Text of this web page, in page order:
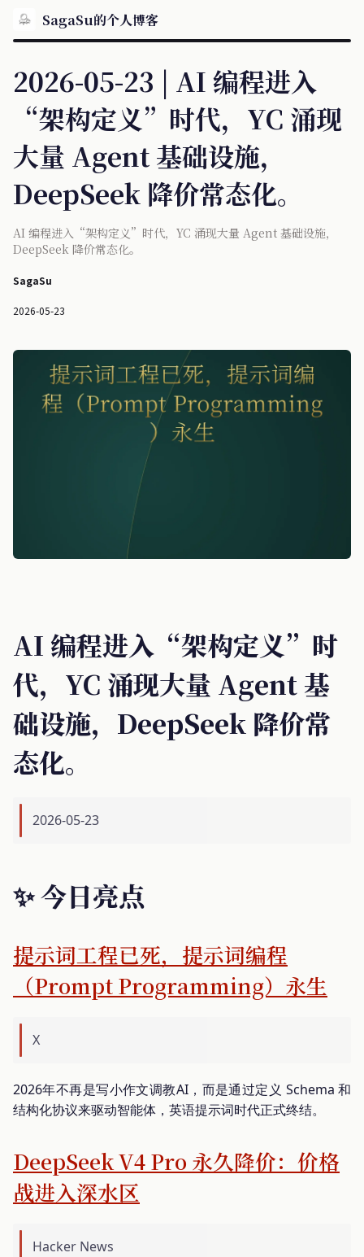
SagaSu的个人博客
2026-05-23 | AI 编程进入
“架构定义”时代，YC 涌现
大量 Agent 基础设施，
DeepSeek 降价常态化。
AI 编程进入“架构定义”时代，YC 涌现大量 Agent 基础设施，
DeepSeek 降价常态化。
SagaSu
2026-05-23
AI 编程进入“架构定义”时
代，YC 涌现大量 Agent 基
础设施，DeepSeek 降价常
态化。
2026-05-23
✨ 今日亮点
提示词工程已死，提示词编程
（Prompt Programming）永生
X
2026年不再是写小作文调教AI，而是通过定义 Schema 和
结构化协议来驱动智能体，英语提示词时代正式终结。
DeepSeek V4 Pro 永久降价：价格
战进入深水区
Hacker News